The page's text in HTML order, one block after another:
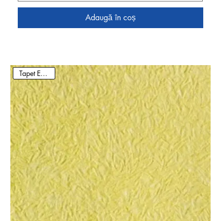
Adaugă în coș
Tapet Ecologic